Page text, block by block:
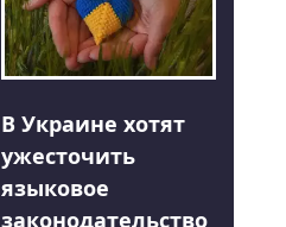
В Украине хотят
ужесточить
языковое
законодательство